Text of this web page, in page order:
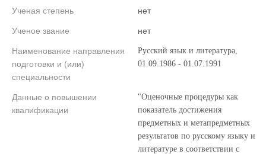
Ученая степень нет
Ученое звание нет
Наименование направления
подготовки и (или)
специальности
Русский язык и литература,
01.09.1986 - 01.07.1991
Данные о повышении
квалификации
"Оценочные процедуры как
показатель достижения
предметных и метапредметных
результатов по русскому языку и
литературе в соответствии с